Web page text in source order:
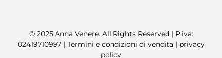
© 2025 Anna Venere. All Rights Reserved | P.iva:
02419710997 | Termini e condizioni di vendita | privacy
policy